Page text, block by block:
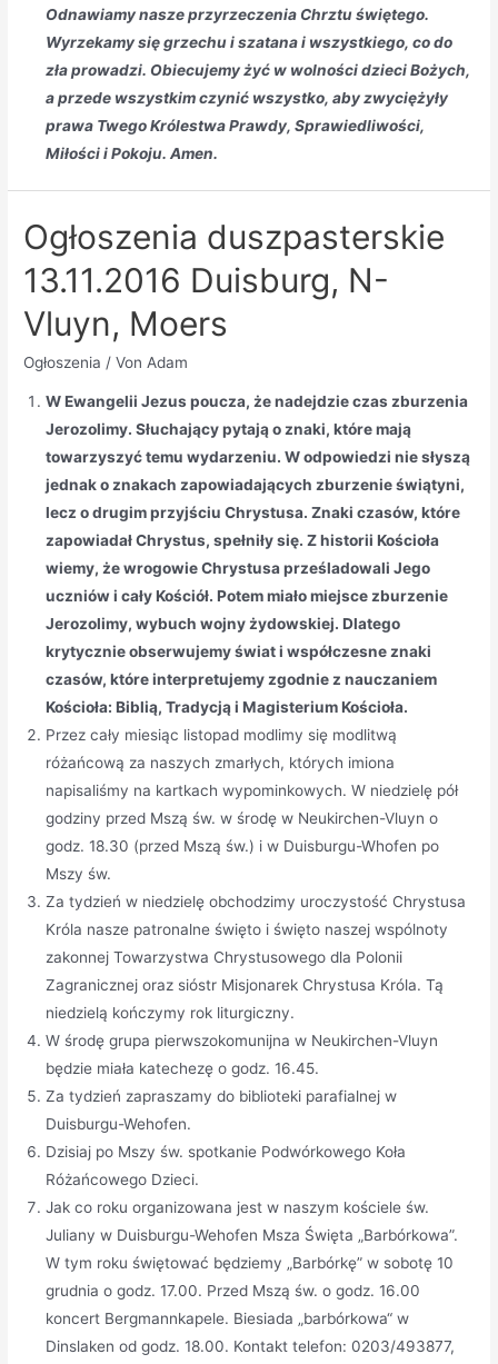
Odnawiamy nasze przyrzeczenia Chrztu świętego.
Wyrzekamy się grzechu i szatana i wszystkiego, co do
zła prowadzi. Obiecujemy żyć w wolności dzieci Bożych,
a przede wszystkim czynić wszystko, aby zwyciężyły
prawa Twego Królestwa Prawdy, Sprawiedliwości,
Miłości i Pokoju. Amen.
Ogłoszenia duszpasterskie
13.11.2016 Duisburg, N-
Vluyn, Moers
Ogłoszenia / Von Adam
W Ewangelii Jezus poucza, że nadejdzie czas zburzenia
Jerozolimy. Słuchający pytają o znaki, które mają
towarzyszyć temu wydarzeniu. W odpowiedzi nie słyszą
jednak o znakach zapowiadających zburzenie świątyni,
lecz o drugim przyjściu Chrystusa. Znaki czasów, które
zapowiadał Chrystus, spełniły się. Z historii Kościoła
wiemy, że wrogowie Chrystusa prześladowali Jego
uczniów i cały Kościół. Potem miało miejsce zburzenie
Jerozolimy, wybuch wojny żydowskiej. Dlatego
krytycznie obserwujemy świat i współczesne znaki
czasów, które interpretujemy zgodnie z nauczaniem
Kościoła: Biblią, Tradycją i Magisterium Kościoła.
Przez cały miesiąc listopad modlimy się modlitwą
różańcową za naszych zmarłych, których imiona
napisaliśmy na kartkach wypominkowych. W niedzielę pół
godziny przed Mszą św. w środę w Neukirchen-Vluyn o
godz. 18.30 (przed Mszą św.) i w Duisburgu-Whofen po
Mszy św.
Za tydzień w niedzielę obchodzimy uroczystość Chrystusa
Króla nasze patronalne święto i święto naszej wspólnoty
zakonnej Towarzystwa Chrystusowego dla Polonii
Zagranicznej oraz sióstr Misjonarek Chrystusa Króla. Tą
niedzielą kończymy rok liturgiczny.
W środę grupa pierwszokomunijna w Neukirchen-Vluyn
będzie miała katechezę o godz. 16.45.
Za tydzień zapraszamy do biblioteki parafialnej w
Duisburgu-Wehofen.
Dzisiaj po Mszy św. spotkanie Podwórkowego Koła
Różańcowego Dzieci.
Jak co roku organizowana jest w naszym kościele św.
Juliany w Duisburgu-Wehofen Msza Święta „Barbórkowa”.
W tym roku świętować będziemy „Barbórkę” w sobotę 10
grudnia o godz. 17.00. Przed Mszą św. o godz. 16.00
koncert Bergmannkapele. Biesiada „barbórkowa“ w
Dinslaken od godz. 18.00. Kontakt telefon: 0203/493877,